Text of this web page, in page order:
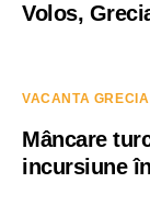
Volos,
VACANTA GRECIA
Mâncare
incursiune